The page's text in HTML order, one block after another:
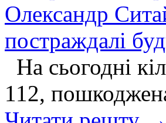
Олександр
постраждалі
На сьогодні
112,